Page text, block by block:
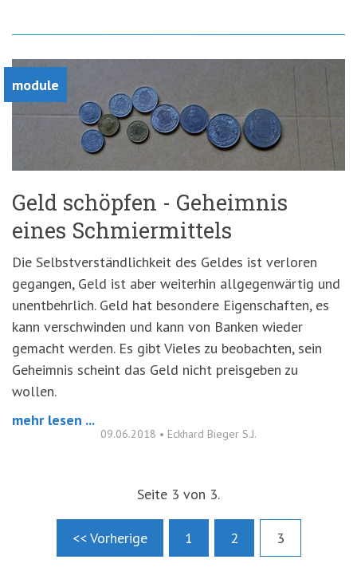
module
Geld schöpfen - Geheimnis
eines Schmiermittels
Die Selbstverständlichkeit des Geldes ist verloren
gegangen, Geld ist aber weiterhin allgegenwärtig und
unentbehrlich. Geld hat besondere Eigenschaften, es
kann verschwinden und kann von Banken wieder
gemacht werden. Es gibt Vieles zu beobachten, sein
Geheimnis scheint das Geld nicht preisgeben zu
wollen.
mehr lesen ...
09.06.2018 • Eckhard Bieger S.J.
Seite 3 von 3.
<< Vorherige 1 2 3